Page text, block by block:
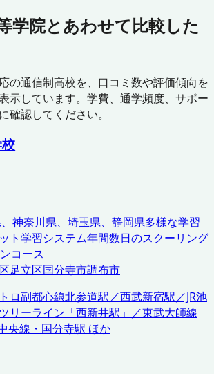
学院とあわせて比較した
の通信制高校を、口コミ数や評価傾向を
示しています。学費、通学頻度、サポー
確認してください。
神奈川県、埼玉県、静岡県多様な学習
ト学習システム年間数日のスクーリング
コース
足立区国分寺市調布市
ロ副都心線北参道駅／西武新宿駅／JR池
リーライン「西新井駅」／東武大師線
央線・国分寺駅 ほか